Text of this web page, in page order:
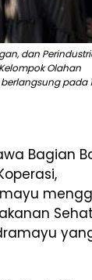
dan
Olahan
pada
Bagian
Sehat